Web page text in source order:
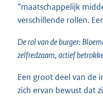
“maatschappelijk
verschillende rollen.
De rol van de burger:
zelfredzaam, actief
Een groot deel van de
zich ervan bewust dat